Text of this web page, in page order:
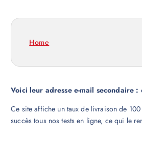
Home
Voici leur adresse e-mail secondaire :
Ce site affiche un taux de livraison de 100
succès tous nos tests en ligne, ce qui le